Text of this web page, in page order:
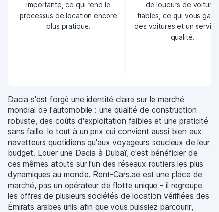
importante, ce qui rend le
processus de location encore
plus pratique.
de loueurs de voitures
fiables, ce qui vous
des voitures et un
qualité.
Dacia s'est forgé une identité claire sur le marché
mondial de l'automobile : une qualité de construction
robuste, des coûts d'exploitation faibles et une praticité
sans faille, le tout à un prix qui convient aussi bien aux
navetteurs quotidiens qu'aux voyageurs soucieux de leur
budget. Louer une Dacia à Dubaï, c'est bénéficier de
ces mêmes atouts sur l'un des réseaux routiers les plus
dynamiques au monde. Rent-Cars.ae est une place de
marché, pas un opérateur de flotte unique - il regroupe
les offres de plusieurs sociétés de location vérifiées des
Émirats arabes unis afin que vous puissiez parcourir,